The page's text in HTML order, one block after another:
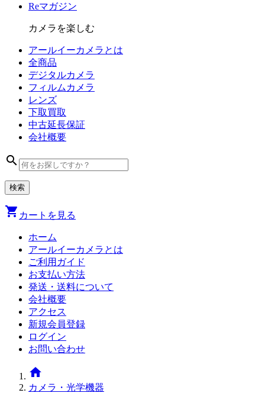
Reマガジン
カメラを楽しむ
アールイーカメラとは
全商品
デジタルカメラ
フィルム カメラ
レンズ
下取買取
中古延長保証
会社概要
search
shopping_cart カートを見る
ホーム
アールイーカメラとは
ご利用ガイド
お支払い方法
発送・送料について
会社概要
アクセス
新規会員登録
ログイン
お問い合わせ
home
カメラ・光学機器